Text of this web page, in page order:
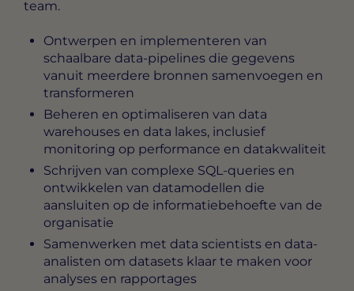
team.
Ontwerpen en implementeren van
schaalbare data-pipelines die gegevens
vanuit meerdere bronnen samenvoegen en
transformeren
Beheren en optimaliseren van data
warehouses en data lakes, inclusief
monitoring op performance en datakwaliteit
Schrijven van complexe SQL-queries en
ontwikkelen van datamodellen die
aansluiten op de informatiebehoefte van de
organisatie
Samenwerken met data scientists en data-
analisten om datasets klaar te maken voor
analyses en rapportages